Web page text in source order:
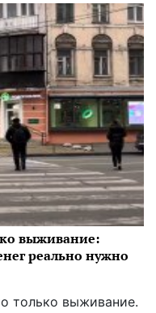
выживание:
реально нужно
только выживание.